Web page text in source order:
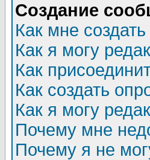
Создание
Как мне
Как я могу
Как
Как создать
Как я могу
Почему мне
Почему я не